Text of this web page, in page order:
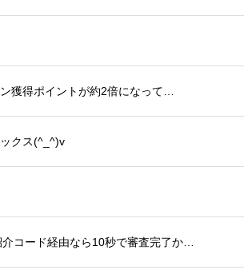
獲得ポイントが約2倍になって…
クス(^_^)v
コード経由なら10秒で審査完了か…